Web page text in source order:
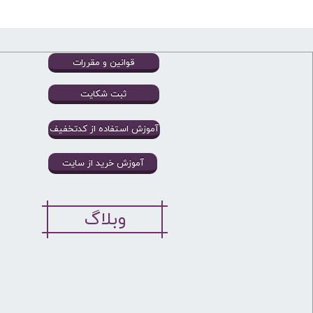
قوانین و مقررات
ثبت شکایت
آموزش خرید از سایت
آموزش استفاده از کدتخفیف
وبلاگ